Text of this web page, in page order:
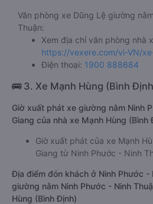
Văn phòng xe Dũng Lệ giường
Thuận:
Xem địa chỉ văn phòng nhà
https://vexere.com/vi-VN/
Điện thoại: 1900 888684
🚌 3. Xe Mạnh Hùng (Bình
Giờ xuất phát xe giường nằm Ninh
Giang của nhà xe Mạnh Hùng (Bình
Giờ xuất phát của xe Mạnh
Giang từ Ninh Phước - Ninh
Địa điểm đón khách ở Ninh Phước -
giường nằm Ninh Phước - Ninh
Hùng (Bình Định)